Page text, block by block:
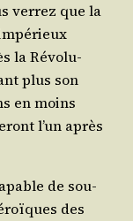
ver­rez que la
la Révo­lu­
plus son
en moins
l’un après
de sou­
des